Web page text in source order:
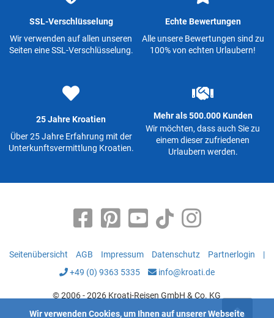
SSL-Verschlüsselung
Wir verwenden auf allen unseren
Seiten eine SSL-Verschlüsselung.
Echte Bewertungen
Alle unsere Bewertungen sind zu
100% von echten Urlaubern!
25 Jahre Kroatien
Über 25 Jahre Erfahrung mit der
Unterkunftsvermittlung Kroatien.
Mehr als 500.000 Kunden
Wir möchten, dass auch Sie zu
einem dieser zufriedenen
Urlaubern werden.
Seitenübersicht AGB Impressum Datenschutz Partnerlogin
|
+49 (0) 9363 5335
info@kroati.de
© 2006 - 2026 Kroati-Reisen GmbH & Co. KG
Wir verwenden Cookies, um Ihnen auf unserer Webseite